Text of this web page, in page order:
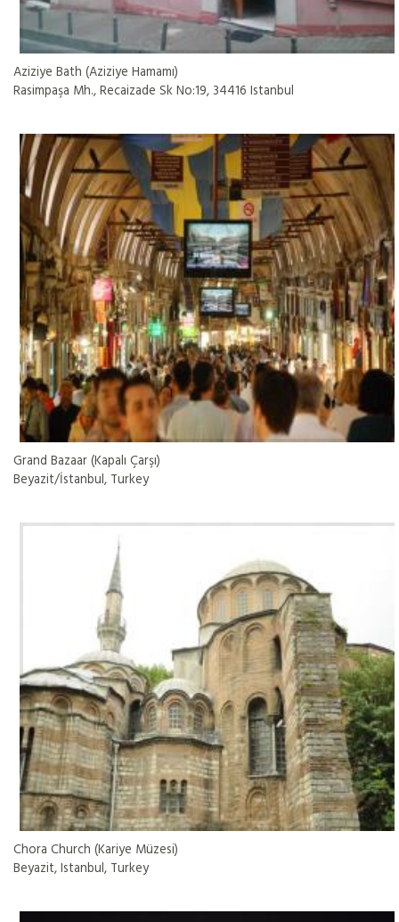
Aziziye Bath (Aziziye Hamamı)
Rasimpaşa Mh., Recaizade Sk No:19, 34416 Istanbul
Grand Bazaar (Kapalı Çarşı)
Beyazit/İstanbul, Turkey
Chora Church (Kariye Müzesi)
Beyazit, Istanbul, Turkey